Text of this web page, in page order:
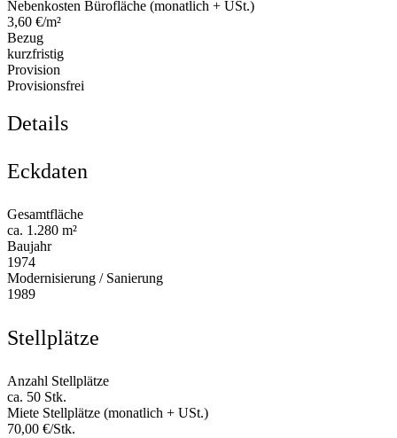
Nebenkosten Bürofläche (monatlich + USt.)
3,60 €/m²
Bezug
kurzfristig
Provision
Provisionsfrei
Details
Eckdaten
Gesamtfläche
ca. 1.280 m²
Baujahr
1974
Modernisierung / Sanierung
1989
Stellplätze
Anzahl Stellplätze
ca. 50 Stk.
Miete Stellplätze (monatlich + USt.)
70,00 €/Stk.